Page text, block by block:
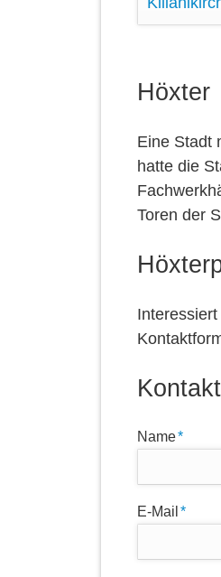
Höxter
Eine Stadt
hatte die
Toren der
Pflichtfeld
Name*
Pflichtfeld
E-Mail *